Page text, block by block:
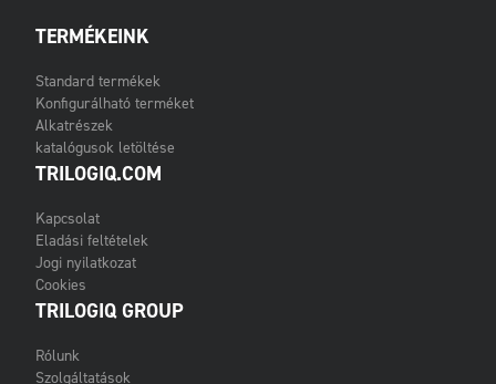
TERMÉKEINK
Standard termékek
Konfigurálható terméket
Alkatrészek
katalógusok letöltése
TRILOGIQ.COM
Kapcsolat
Eladási feltételek
Jogi nyilatkozat
Cookies
TRILOGIQ GROUP
Rólunk
Szolgáltatások